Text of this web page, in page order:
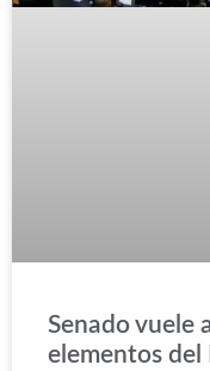
Senado vuele
elementos del